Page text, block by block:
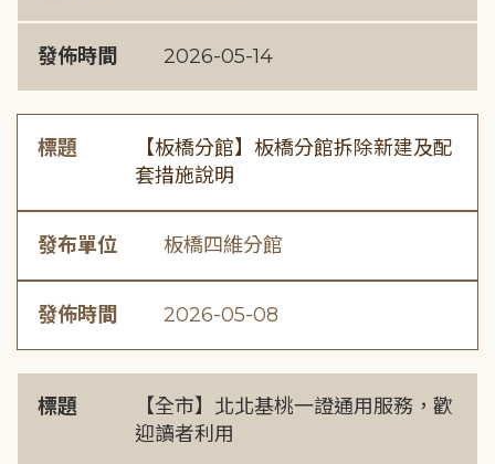
發佈時間 2026-05-14
標題
【板橋分館】板橋分館拆除新建及配
套措施說明
發布單位 板橋四維分館
發佈時間 2026-05-08
標題
【全市】北北基桃一證通用服務，歡
迎讀者利用